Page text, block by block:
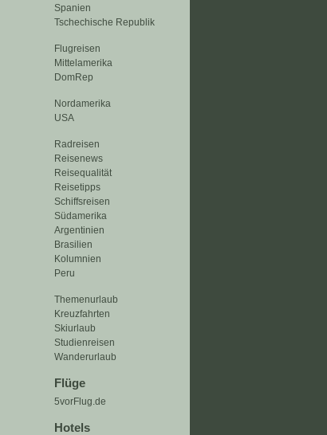
Spanien
Tschechische Republik
Flugreisen
Mittelamerika
DomRep
Nordamerika
USA
Radreisen
Reisenews
Reisequalität
Reisetipps
Schiffsreisen
Südamerika
Argentinien
Brasilien
Kolumnien
Peru
Themenurlaub
Kreuzfahrten
Skiurlaub
Studienreisen
Wanderurlaub
Flüge
5vorFlug.de
Hotels